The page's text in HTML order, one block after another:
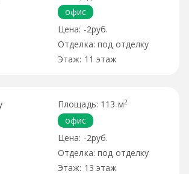
офис
-2руб.
под отделку
11 этаж
113 м2
офис
-2руб.
под отделку
13 этаж